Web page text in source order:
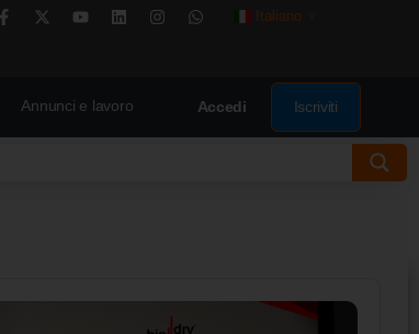
Italiano
Annunci e lavoro Accedi Iscriviti